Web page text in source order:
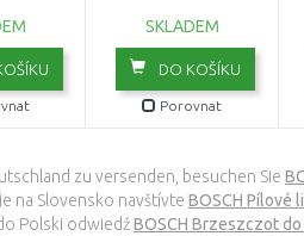
SKLADEM
DO KOŠÍKU
Porovnat
zu versenden, besuchen Sie
na Slovensko navštívte BOSCH Pílové
Polski odwiedźBOSCH Brzeszczot